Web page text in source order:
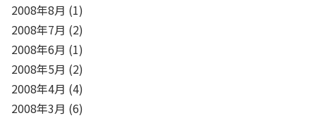
2008年8月 (1)
2008年7月 (2)
2008年6月 (1)
2008年5月 (2)
2008年4月 (4)
2008年3月 (6)